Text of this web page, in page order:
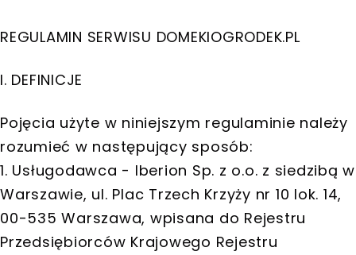
REGULAMIN SERWISU DOMEKIOGRODEK.PL
I. DEFINICJE
Pojęcia użyte w niniejszym regulaminie należy
rozumieć w następujący sposób:
1. Usługodawca - Iberion Sp. z o.o. z siedzibą w
Warszawie, ul. Plac Trzech Krzyży nr 10 lok. 14,
00-535 Warszawa, wpisana do Rejestru
Przedsiębiorców Krajowego Rejestru